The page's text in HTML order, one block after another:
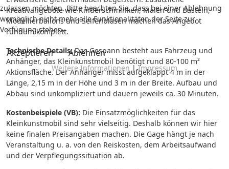
Kreativangebote wie Kinderschminken, Malen und Basteln,
Modellierballons und Seifenblasen machen das Angebot
rundum komplett.
Technische Details:Das Gespann besteht aus Fahrzeug und
Anhänger, das Kleinkunstmobil benötigt rund 80-100 m²
Aktionsfläche. Der Anhänger misst aufgeklappt 4 m in der
Länge, 2,15 m in der Höhe und 3 m in der Breite. Aufbau und
Abbau sind unkompliziert und dauern jeweils ca. 30 Minuten.
Kostenbeispiele (VB): Die Einsatzmöglichkeiten für das
Kleinkunstmobil sind sehr vielseitig. Deshalb können wir hier
keine finalen Preisangaben machen. Die Gage hängt je nach
Veranstaltung u. a. von den Reiskosten, dem Arbeitsaufwand
und der Verpflegungssituation ab.
zulassen möchten. Bitte beachten Sie, dass bei einer Ablehnung
womöglich nicht mehr alle Funktionalitäten der Seite zur
Verfügung stehen.
Akzeptieren Ablehnen
Weitere Informationen |Impressum